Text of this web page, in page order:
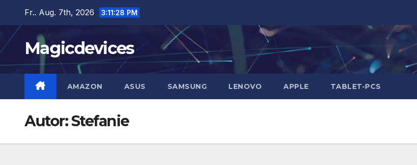
springen
Fr.. Aug. 7th, 2026 3:11:29 PM
Magicdevices
AMAZON ASUS SAMSUNG LENOVO APPLE TABLET-PCS
Autor:Stefanie